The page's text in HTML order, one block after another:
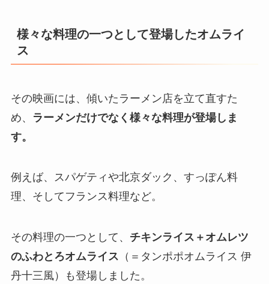
様々な料理の一つとして登場したオムライ
ス
その映画には、傾いたラーメン店を立て直すた
め、
ラーメンだけでなく様々な料理が登場しま
す。
例えば、スパゲティや北京ダック、すっぽん料
理、そしてフランス料理など。
その料理の一つとして、 チキンライス＋オムレツ
のふわとろオムライス （＝タンポポオムライス 伊
丹十三風）も登場しました。